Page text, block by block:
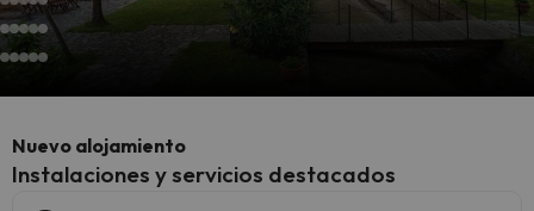
Nuevo alojamiento
Instalaciones y servicios destacados